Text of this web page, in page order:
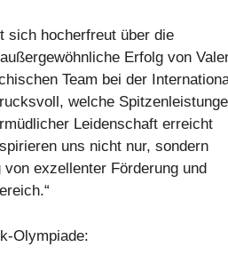
sich hocherfreut über die
Erfolg von
Team bei der
welche
Leidenschaft erreicht
uns nicht nur, sondern
exzellenter Förderung und
Olympiade: